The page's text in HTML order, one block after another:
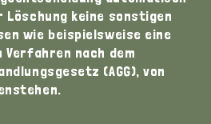
keine sonstigen
wie beispielsweise eine
nach dem
(AGG), von